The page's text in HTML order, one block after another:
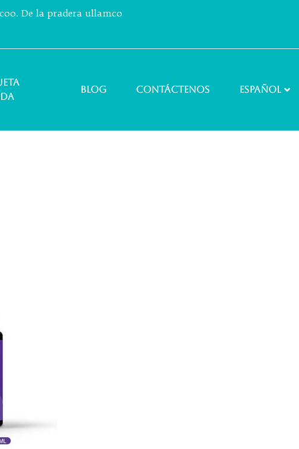
De la pradera ullamco
Blog Contáctenos Español